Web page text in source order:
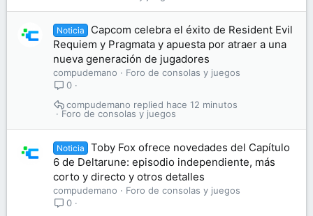
Noticia
Capcom celebra el éxito de Resident Evil
Requiem y Pragmata y apuesta por atraer a una
nueva generación de jugadores
compudemano
Foro de consolas y juegos
0
Foro de consolas y juegos
hace 12 minutos
compudemano
Noticia
Toby Fox ofrece novedades del Capítulo
6 de Deltarune: episodio independiente, más
corto y directo y otros detalles
compudemano
Foro de consolas y juegos
0